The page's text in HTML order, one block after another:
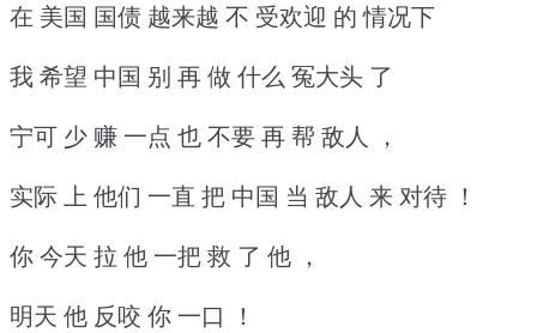
在 美国 国债 越来越 不 受欢迎 的 情况下
我 希望 中国 别 再 做 什么 冤大头 了
宁可 少 赚 一点 也 不要 再 帮 敌人 ，
实际 上 他们 一直 把 中国 当 敌人 来 对待 ！
你 今天 拉 他 一把 救 了 他 ，
明天 他 反咬 你 一口 ！